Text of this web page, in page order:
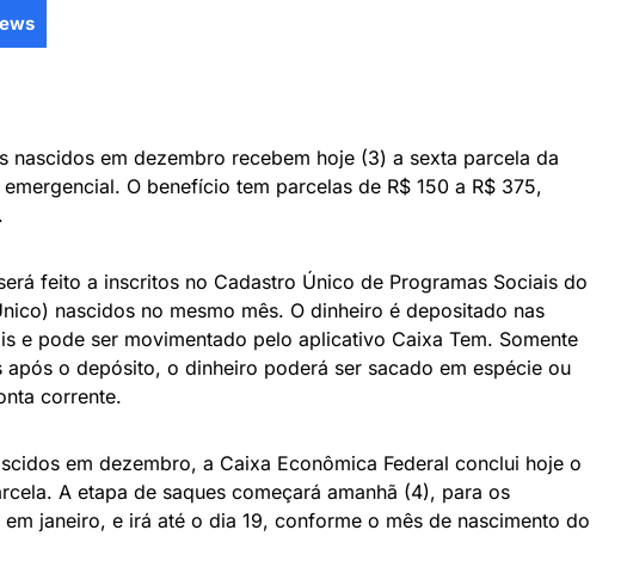
nascidos em dezembro recebem hoje (3) a sexta parcela da
O benefício tem parcelas de R$ 150 a R$ 375,
feito a inscritos no Cadastro Único de Programas Sociais do
nascidos no mesmo mês. O dinheiro é depositado nas
e pode ser movimentado pelo aplicativo Caixa Tem. Somente
após o depósito, o dinheiro poderá ser sacado em espécie ou
corrente.
em dezembro, a Caixa Econômica Federal conclui hoje o
A etapa de saques começará amanhã (4), para os
janeiro, e irá até o dia 19, conforme o mês de nascimento do